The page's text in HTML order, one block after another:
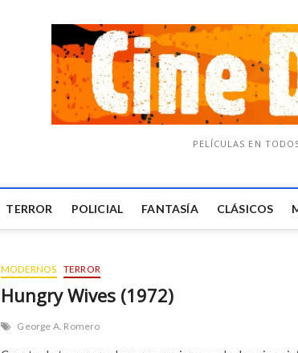
PELÍCULAS EN
TERROR POLICIAL FANTASÍA CLÁSICOS
MODERNOS TERROR
Hungry Wives (1972)
George A. Romero